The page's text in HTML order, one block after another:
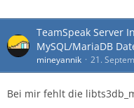
TeamSpeak Server
MySQL/MariaDB
mineyannik 21.
Bei mir fehlt die